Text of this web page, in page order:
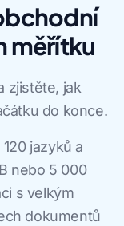
měřítku
zjistěte, jak
do konce.
jazyků a
nebo 5 000
s velkým
dokumentů